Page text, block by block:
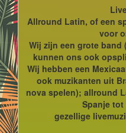
Allround Latin, of een
voor
Wij zijn een grote band
kunnen ons ook
Wij hebben een
ook muzikanten uit
nova spelen); allround
Spanje tot
gezellige